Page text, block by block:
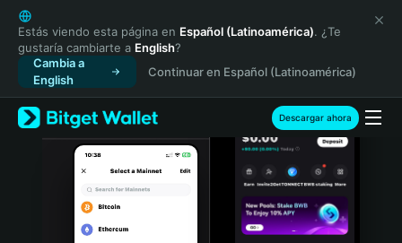
English
日本語
Tiếng Việt
Русский
Español (Latinoamérica)
Türkçe
Italiano
Estás viendo esta página en Español (Latinoamérica). ¿Te
gustaría cambiarte a English?
Cambia a
English
Continuar en Español (Latinoamérica)
Descargar ahora